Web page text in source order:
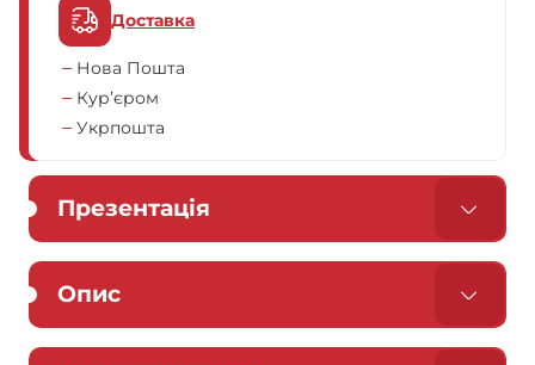
Доставка
Нова Пошта
Кур’єром
Укрпошта
Презентація
Опис